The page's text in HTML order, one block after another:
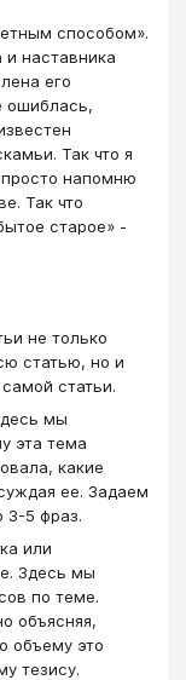
способом».
и наставника
его
ошиблась,
Так что я
напомню
Так что
старое» -
не только
статью, но и
статьи.
мы
эта тема
какие
ее. Задаем
3-5 фраз.
или
Здесь мы
по теме.
объясняя,
объему это
тезису.